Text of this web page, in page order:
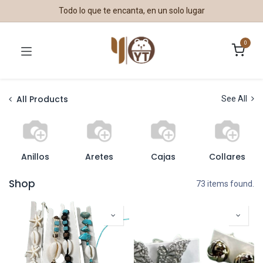
Todo lo que te encanta, en un solo lugar
0
All Products See All
Anillos Aretes Cajas Collares
Shop 73 items found.